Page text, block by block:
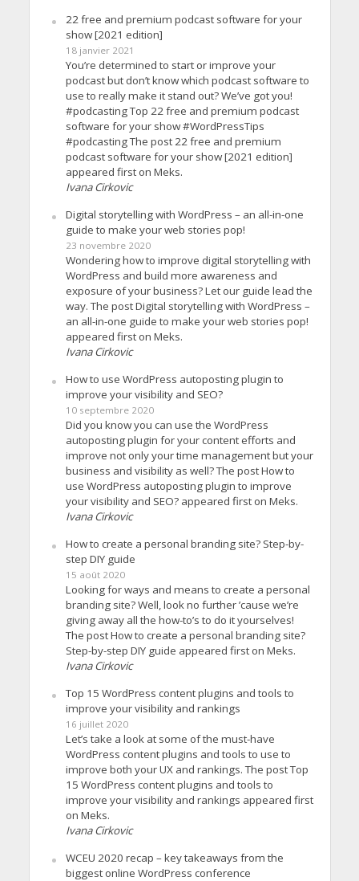
22 free and premium podcast software for your
show [2021 edition]
18 janvier 2021
You’re determined to start or improve your
podcast but don’t know which podcast software to
use to really make it stand out? We’ve got you!
#podcasting Top 22 free and premium podcast
software for your show #WordPressTips
#podcasting The post 22 free and premium
podcast software for your show [2021 edition]
appeared first on Meks.
Ivana Cirkovic
Digital storytelling with WordPress – an all-in-one
guide to make your web stories pop!
23 novembre 2020
Wondering how to improve digital storytelling with
WordPress and build more awareness and
exposure of your business? Let our guide lead the
way. The post Digital storytelling with WordPress –
an all-in-one guide to make your web stories pop!
appeared first on Meks.
Ivana Cirkovic
How to use WordPress autoposting plugin to
improve your visibility and SEO?
10 septembre 2020
Did you know you can use the WordPress
autoposting plugin for your content efforts and
improve not only your time management but your
business and visibility as well? The post How to
use WordPress autoposting plugin to improve
your visibility and SEO? appeared first on Meks.
Ivana Cirkovic
How to create a personal branding site? Step-by-
step DIY guide
15 août 2020
Looking for ways and means to create a personal
branding site? Well, look no further ’cause we’re
giving away all the how-to’s to do it yourselves!
The post How to create a personal branding site?
Step-by-step DIY guide appeared first on Meks.
Ivana Cirkovic
Top 15 WordPress content plugins and tools to
improve your visibility and rankings
16 juillet 2020
Let’s take a look at some of the must-have
WordPress content plugins and tools to use to
improve both your UX and rankings. The post Top
15 WordPress content plugins and tools to
improve your visibility and rankings appeared first
on Meks.
Ivana Cirkovic
WCEU 2020 recap – key takeaways from the
biggest online WordPress conference